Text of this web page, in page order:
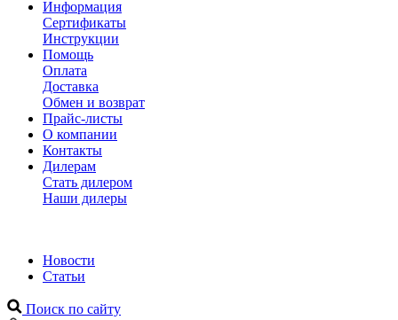
Информация
Сертификаты
Инструкции
Помощь
Оплата
Доставка
Обмен и возврат
Прайс-листы
О компании
Контакты
Дилерам
Стать дилером
Наши дилеры
Новости
Статьи
Поиск по сайту